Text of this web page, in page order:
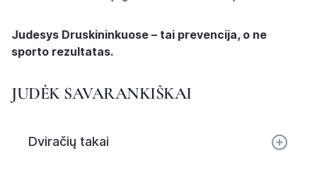
Judesys Druskininkuose – tai prevencija, o ne
sporto rezultatas.
JUDĖK SAVARANKIŠKAI
Dviračių takai